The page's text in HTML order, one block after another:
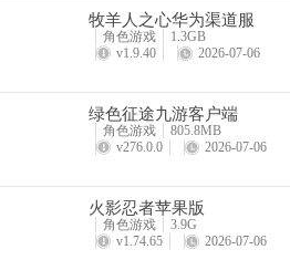
我是黑塔，空间站「黑塔」的主人…仅限
造好这地方，放完东西，我就不管了
——现在和你说话的，是我远程操纵的人
牧羊人之心华为渠道服
角色游戏
1.3GB
v1.9.40
2026-07-06
绿色征途九游客户端
角色游戏
805.8MB
v276.0.0
2026-07-06
火影忍者苹果版
角色游戏
3.9G
v1.74.65
2026-07-06